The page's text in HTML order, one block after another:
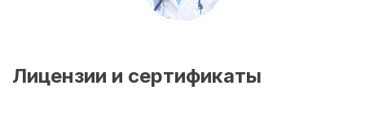
Лицензии и сертификаты